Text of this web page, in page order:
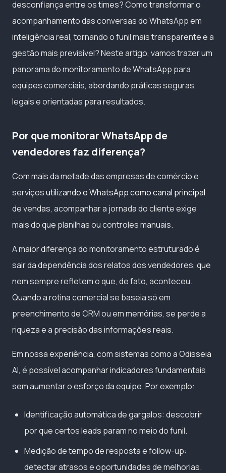
desconfiança entre os times? Como transformar o
acompanhamento das conversas do WhatsApp em
inteligência real, tornando o funil mais transparente e a
gestão mais previsível? Neste artigo, vamos trazer um
panorama do monitoramento de WhatsApp para
equipes comerciais, abordando práticas seguras,
legais e orientadas para resultados.
Por que monitorar WhatsApp de
vendedores faz diferença?
Com mais da metade das empresas de comércio e
serviçosutilizando o WhatsApp como canal principal
de vendas, acompanhar a jornada do cliente exige
mais do que planilhas ou controles manuais.
A maior diferença do monitoramento estruturado é
sair da dependência dos relatos dos vendedores, que
nem sempre refletem o que, de fato, aconteceu.
Quando a rotina comercial se baseia só em
preenchimento de CRM ou em memórias, se perde a
riqueza e a precisão das informações reais.
Em nossa experiência, com sistemas como a Odisseia
AI, é possível acompanhar indicadores fundamentais
sem aumentar o esforço da equipe. Por exemplo:
Identificação automática de gargalos: descobrir
por que certos leads param no meio do funil.
Medição de tempo de resposta e follow-up:
detectar atrasos e oportunidades de melhorias.